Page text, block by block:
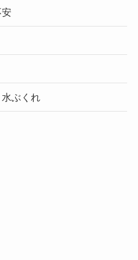
安
ぶくれ